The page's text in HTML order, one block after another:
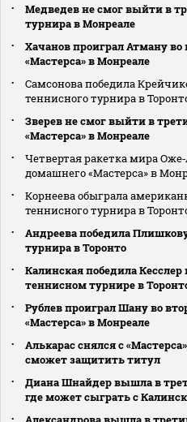
Медведев не смог выйти в
турнира в Монреале
Хачанов проиграл Атману во
«Мастерса» в Монреале
Самсонова победила
теннисного турнира в
Зверев не смог выйти в
«Мастерса» в Монреале
Четвертая ракетка мира
домашнего «Мастерса» в
Корнеева обыграла
теннисного турнира в
Андреева победила
турнира в Торонто
Калинская победила
теннисном турнире в
Рублев проиграл Шану во
«Мастерса» в Монреале
Алькарас снялся с
сможет защитить титул
Диана Шнайдер вышла в
где может сыграть с